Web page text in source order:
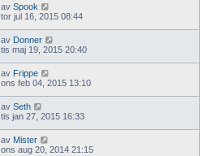
av Spook
tor jul 16, 2015 08:44
av Donner
tis maj 19, 2015 20:40
av Frippe
ons feb 04, 2015 13:10
av Seth
tis jan 27, 2015 16:33
av Mister
ons aug 20, 2014 21:15